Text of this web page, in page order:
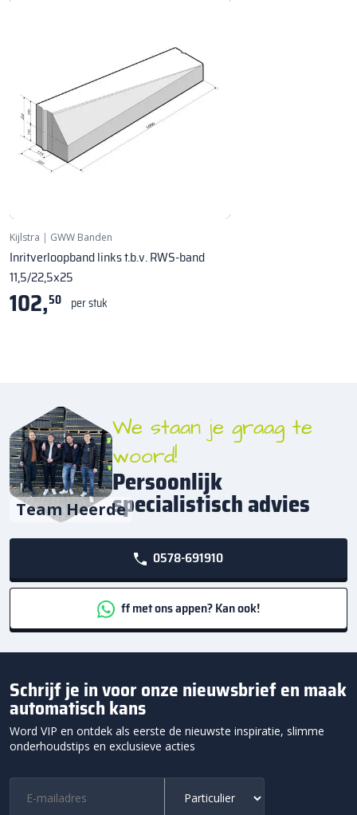
Kijlstra | GWW Banden
Inritverloopband links t.b.v. RWS-band
11,5/22,5x25
102,50 per stuk
Team Heerde
We staan je graag te
woord!
Persoonlijk
specialistisch advies
0578-691910
ff met ons appen? Kan ook!
Schrijf je in voor onze nieuwsbrief en maak
automatisch kans
Word VIP en ontdek als eerste de nieuwste inspiratie, slimme
onderhoudstips en exclusieve acties